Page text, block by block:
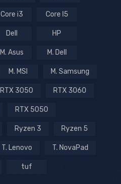
Core i3 Core I5
Dell HP
M. Asus M. Dell
M. MSI M. Samsung
RTX 3050 RTX 3060
RTX 5050
Ryzen 3 Ryzen 5
T. Lenovo T. NovaPad
tuf